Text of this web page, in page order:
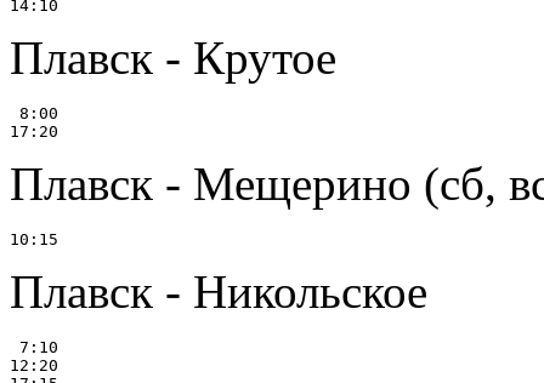
Плавск - Крутое
8:00
Плавск - Мещерино (сб,
Плавск - Никольское
7:10
12:20